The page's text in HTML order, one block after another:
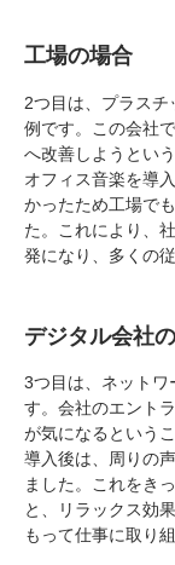
工場の場合
2つ目は、プラス
例です。この会社
へ改善しようとい
オフィス音楽を導
かったため工場で
た。これにより、
発になり、多くの
デジタル会社
3つ目は、ネット
す。会社のエント
が気になるという
導入後は、周りの
ました。これをき
と、リラックス効
もって仕事に取り